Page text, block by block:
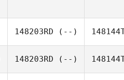
148203RD (--)
148203RD (--)